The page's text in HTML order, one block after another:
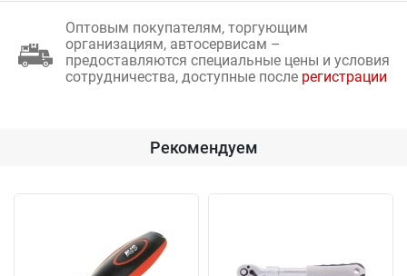
Оптовым покупателям, торгующим
организациям, автосервисам –
предоставляются специальные цены и условия
сотрудничества, доступные после регистрации
Рекомендуем